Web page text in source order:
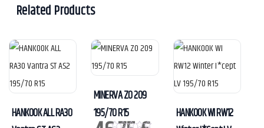
Related Products
HANKOOK ALL RA30
MINERVA ZO 209
195/70 R15
HANKOOK WI RW12